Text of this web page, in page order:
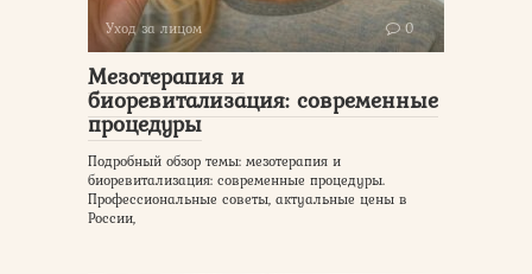
Уход за лицом 0
Мезотерапия и
биоревитализация: современные
процедуры
Подробный обзор темы: мезотерапия и
биоревитализация: современные процедуры.
Профессиональные советы, актуальные цены в
России,